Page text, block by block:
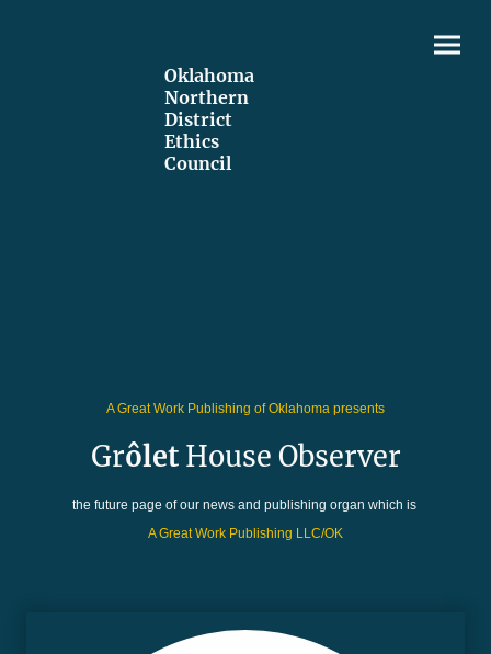
Oklahoma
Northern
District
Ethics
Council
A Great Work Publishing of Oklahoma presents
GrôletHouse Observer
the future page of our news and publishing organ which is
A Great Work Publishing LLC/OK